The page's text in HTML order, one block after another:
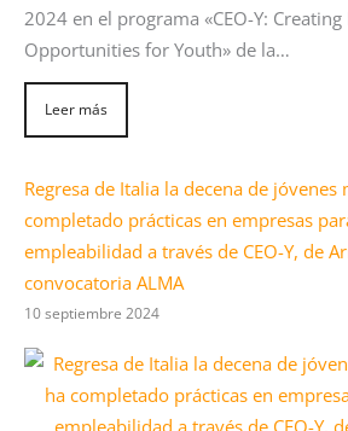
2024 en el programa «CEO-Y:
Opportunities for Youth» de la…
Leer más
Regresa de Italia la decena de jóvenes
completado prácticas en empresas
empleabilidad a través de CEO-Y, de
convocatoria ALMA
10 septiembre 2024